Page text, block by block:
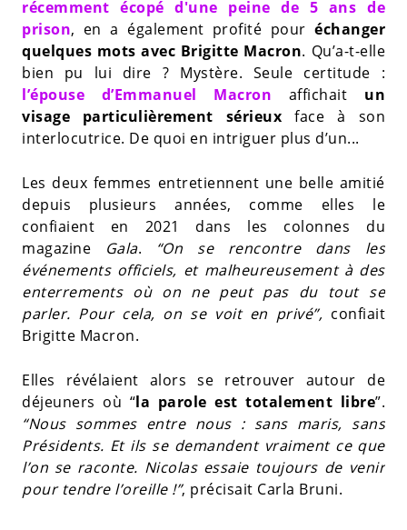
récemment écopé d'une peine de 5 ans de
prison, en a également profité pour échanger
quelques mots avec Brigitte Macron. Qu’a-t-elle
bien pu lui dire ? Mystère. Seule certitude :
l’épouse d’Emmanuel Macron affichait un
visage particulièrement sérieux face à son
interlocutrice. De quoi en intriguer plus d’un...
Les deux femmes entretiennent une belle amitié
depuis plusieurs années, comme elles le
confiaient en 2021 dans les colonnes du
magazine
Gala. “On se rencontre dans les
événements officiels, et malheureusement à des
enterrements où on ne peut pas du tout se
parler. Pour cela, on se voit en privé”, confiait
Brigitte Macron.
Elles révélaient alors se retrouver autour de
déjeuners où “la parole est totalement libre”.
“Nous sommes entre nous : sans maris, sans
Présidents. Et ils se demandent vraiment ce que
l’on se raconte. Nicolas essaie toujours de venir
pour tendre l’oreille !”, précisait Carla Bruni.